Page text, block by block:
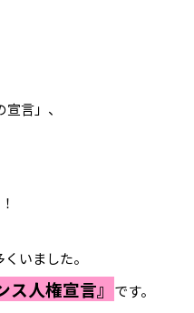
言」、
いました。
ス人権宣言』 です。